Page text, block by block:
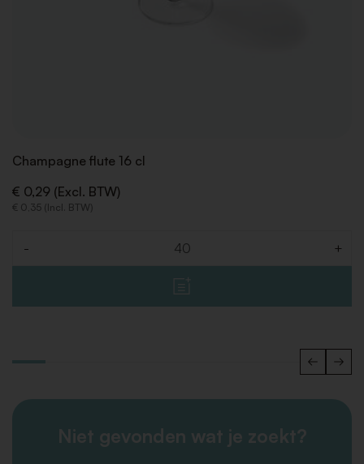
Champagne flute 16 cl
€ 0,29 (Excl. BTW)
€ 0,35 (Incl. BTW)
- +
Niet gevonden wat je zoekt?